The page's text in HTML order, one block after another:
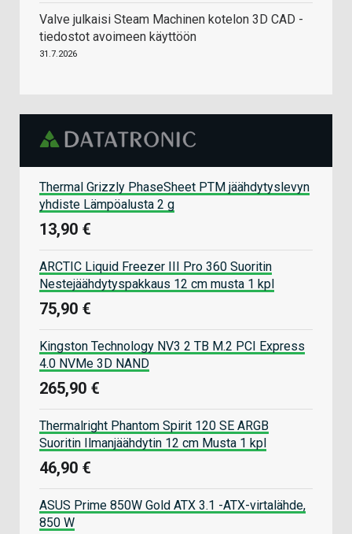
Valve julkaisi Steam Machinen kotelon 3D CAD -
tiedostot avoimeen käyttöön
31.7.2026
Thermal Grizzly PhaseSheet PTM jäähdytyslevyn
yhdiste Lämpöalusta 2 g
13,90 €
ARCTIC Liquid Freezer III Pro 360 Suoritin
Nestejäähdytyspakkaus 12 cm musta 1 kpl
75,90 €
Kingston Technology NV3 2 TB M.2 PCI Express
4.0 NVMe 3D NAND
265,90 €
Thermalright Phantom Spirit 120 SE ARGB
Suoritin Ilmanjäähdytin 12 cm Musta 1 kpl
46,90 €
ASUS Prime 850W Gold ATX 3.1 -ATX-virtalähde,
850 W